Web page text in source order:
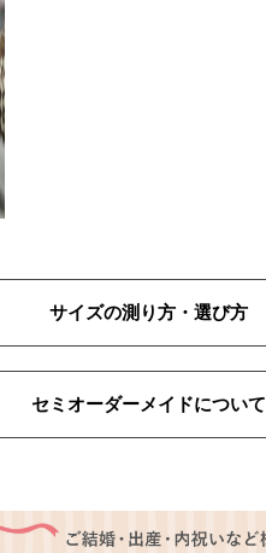
サイズの測り方・選び方
セミオーダーメイドについて